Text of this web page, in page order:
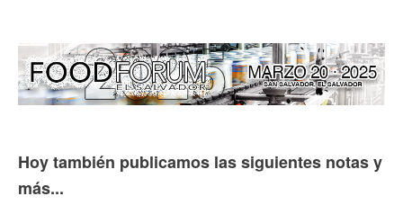
Hoy también publicamos las siguientes notas y
más...